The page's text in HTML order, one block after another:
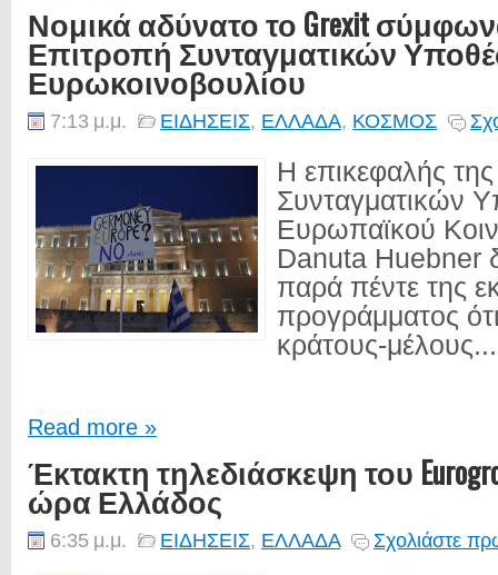
Νομικά αδύνατο το Grexit
Επιτροπή Συνταγματικών
Ευρωκοινοβουλίου
7:13 μ.μ. ΕΙΔΗΣΕΙΣ, ΕΛΛΑΔΑ, ΚΟΣΜΟΣ
Η επικεφαλής
Συνταγματικών
Ευρωπαϊκού
Danuta Huebner
παρά πέντε της
προγράμματος
κράτους-μέλους...
Read more »
Έκτακτη τηλεδιάσκεψη του
ώρα Ελλάδος
6:35 μ.μ. ΕΙΔΗΣΕΙΣ, ΕΛΛΑΔΑ Σχολιάστε